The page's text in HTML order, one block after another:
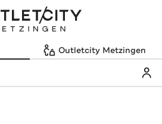
Outletcity Metzingen